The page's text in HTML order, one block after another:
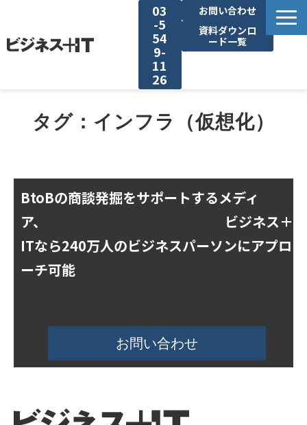
03
-5
54
9-
11
26
お問い合わせ
資料ダウンロ
ード一覧
アンケート調査がしたい
媒体資料ダウンロード
タグ：インフラ（仮想化）
BtoBの商談発掘をサポートするメディ
ア、
ビジネス＋
ITなら240万人のビジネスパーソンにアプロ
ーチ可能
お問い合わせ